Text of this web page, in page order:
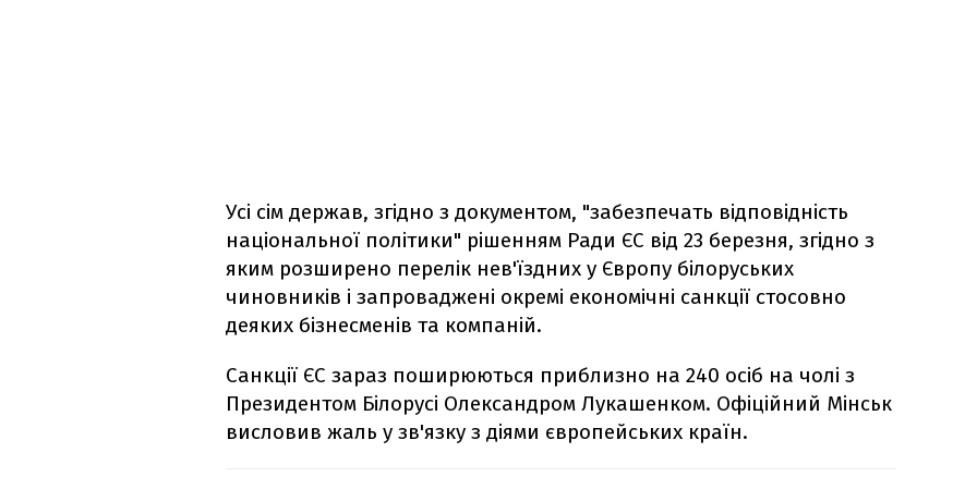
Усі сім держав, згідно з документом, "забезпечать відповідність
національної політики" рішенням Ради ЄС від 23 березня, згідно з
яким розширено перелік нев'їздних у Європу білоруських
чиновників і запроваджені окремі економічні санкції стосовно
деяких бізнесменів та компаній.
Санкції ЄС зараз поширюються приблизно на 240 осіб на чолі з
Президентом Білорусі Олександром Лукашенком. Офіційний Мінськ
висловив жаль у зв'язку з діями європейських країн.